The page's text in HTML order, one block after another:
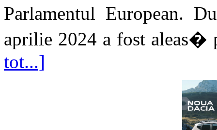
Parlamentul European.
aprilie 2024 a fost aleas�
tot...]